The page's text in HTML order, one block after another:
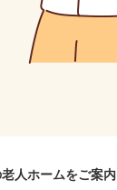
人ホームをご案内